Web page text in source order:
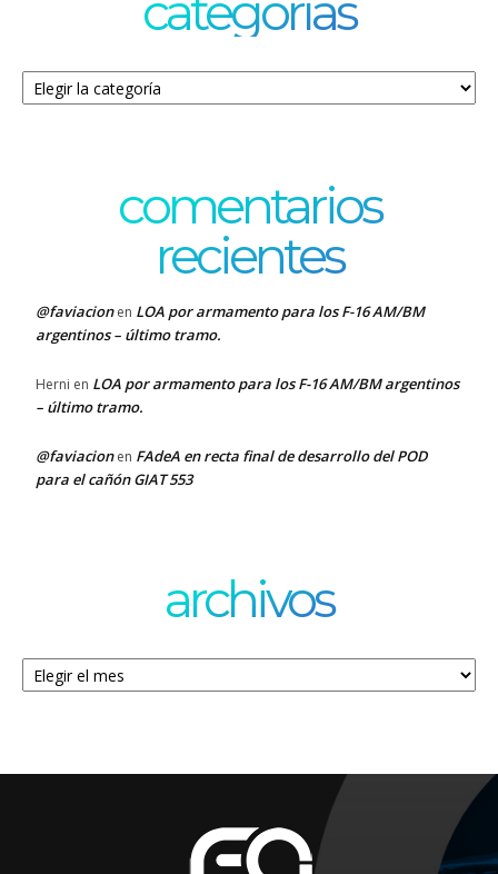
Categorías
comentarios
recientes
@faviacionen LOA por armamento para los F-16 AM/BM
argentinos – último tramo.
Herni en LOA por armamento para los F-16 AM/BM argentinos
– último tramo.
@faviacionen FAdeA en recta final de desarrollo del POD
para el cañón GIAT 553
archivos
Archivos